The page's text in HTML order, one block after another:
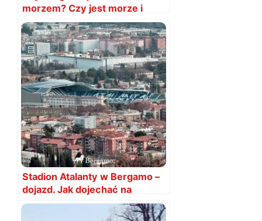
morzem? Czy jest morze i
plaża?
Stadion Atalanty w Bergamo –
dojazd. Jak dojechać na
stadion w Bergamo?